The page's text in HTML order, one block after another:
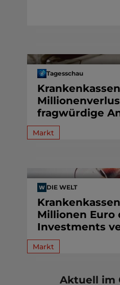
Tagesschau
fragwürdige
Markt
DIE WELT
Millionen Euro
Investments
Markt
Aktuell im